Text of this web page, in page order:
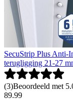
SecuStrip Plus Anti-
terugligging 21-27
(3)Beoordeeld met
89.99